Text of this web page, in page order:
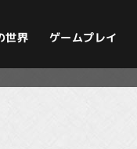
世界 ゲームプレイ